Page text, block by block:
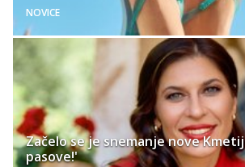
NOVICE
Začelo se je snemanje nove
pasove!'